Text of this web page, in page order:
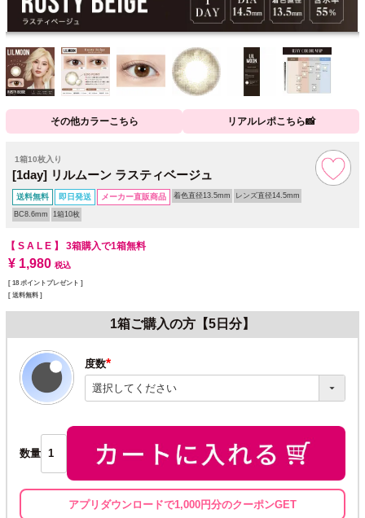
その他カラーこちら リアルレポこちら📸
1箱10枚入り
[1day] リルムーン ラスティベージュ
送料無料 即日発送 メーカー直販商品 着色直径13.5mm レンズ直径14.5mm
BC8.6mm 1箱10枚
【 S A L E 】 3箱購入で1箱無料
¥ 1,980 税込
[ 18 ポイントプレゼント ]
送料無料
1箱ご購入の方【5日分】
度数
(必
須)
数量
アプリダウンロードで1,000円分のクーポンGET